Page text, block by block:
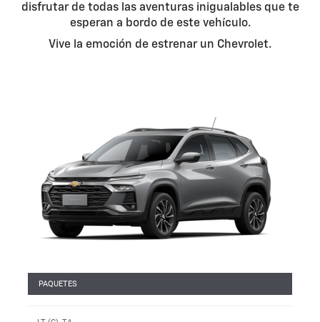
disfrutar de todas las aventuras inigualables que te
esperan a bordo de este vehículo.
Vive la emoción de estrenar un Chevrolet.